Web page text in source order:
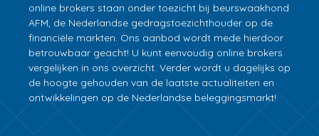
online brokers staan onder toezicht bij beurswaakhond
AFM, de Nederlandse gedragstoezichthouder op de
financiële markten. Ons aanbod wordt mede hierdoor
betrouwbaar geacht! U kunt eenvoudig online brokers
vergelijken in ons overzicht. Verder wordt u dagelijks op
de hoogte gehouden van de laatste actualiteiten en
ontwikkelingen op de Nederlandse beleggingsmarkt!